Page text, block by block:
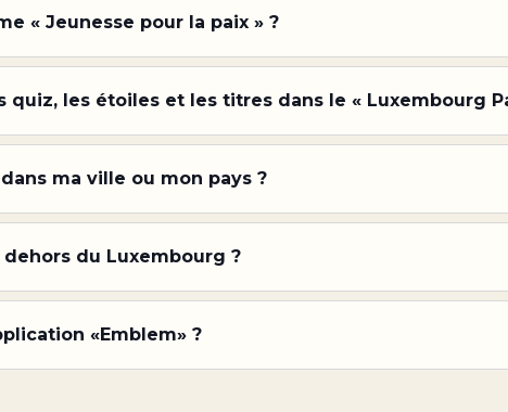
« Jeunesse pour la paix » ?
les étoiles et les titres dans le « Luxembourg
ma ville ou mon pays ?
du Luxembourg ?
«Emblem» ?